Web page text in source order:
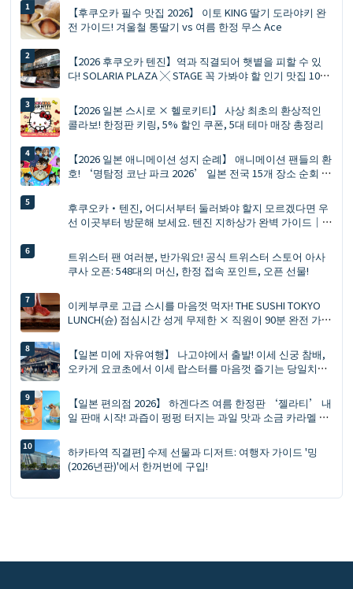
【후쿠오카 필수 맛집 2026】 이토 KING 딸기 도라야키 완
전 가이드! 겨울철 통딸기 vs 여름 한정 무스 Ace
【2026 후쿠오카 텐진】역과 직결되어 햇볕을 피할 수 있
다! SOLARIA PLAZA ╳ STAGE 꼭 가봐야 할 인기 맛집 10선
【2026 일본 스시로 × 헬로키티】 사상 최초의 환상적인
콜라보! 한정판 키링, 5% 할인 쿠폰, 5대 테마 매장 총정리
【2026 일본 애니메이션 성지 순례】 애니메이션 팬들의 환
호! ‘명탐정 코난 파크 2026’ 일본 전국 15개 장소 순회 개
후쿠오카·텐진, 어디서부터 둘러봐야 할지 모르겠다면 우
선 이곳부터 방문해 보세요. 텐진 지하상가 완벽 가이드｜
트위스터 팬 여러분, 반가워요! 공식 트위스터 스토어 아사
쿠사 오픈: 548대의 머신, 한정 접속 포인트, 오픈 선물!
이케부쿠로 고급 스시를 마음껏 먹자! THE SUSHI TOKYO
LUNCH(슌) 점심시간 성게 무제한 × 직원이 90분 완전 가이
【일본 미에 자유여행】 나고야에서 출발! 이세 신궁 참배,
오카게 요코초에서 이세 랍스터를 마음껏 즐기는 당일치기
【일본 편의점 2026】 하겐다즈 여름 한정판 ‘젤라티’ 내
일 판매 시작! 과즙이 펑펑 터지는 과일 맛과 소금 카라멜 피
하카타역 직결편] 수제 선물과 디저트: 여행자 가이드 '밍
(2026년판)'에서 한꺼번에 구입!